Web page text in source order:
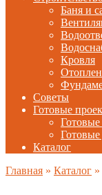
Баня и
Кровля
Советы
Готовые
Готовые
Каталог
Главная » Каталог »